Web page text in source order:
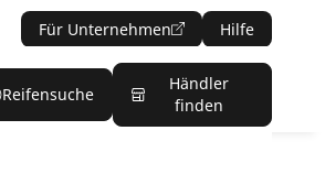
Für Unternehmen Hilfe
Reifensuche
Händler
finden